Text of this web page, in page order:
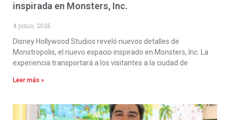
inspirada en Monsters, Inc.
4 junio, 2026
Disney Hollywood Studios reveló nuevos detalles de
Monstropolis, el nuevo espacio inspirado en Monsters, Inc. La
experiencia transportará a los visitantes a la ciudad de
Leer más »